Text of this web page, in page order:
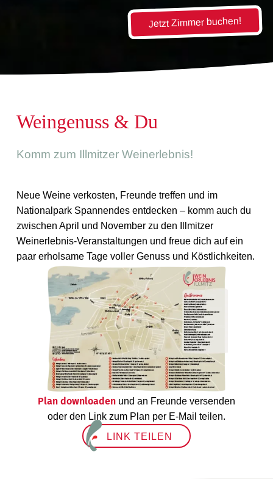
Jetzt Zimmer buchen!
Weingenuss & Du
Komm zum Illmitzer Weinerlebnis!
Neue Weine verkosten, Freunde treffen und im
Nationalpark Spannendes entdecken – komm auch du
zwischen April und November zu den Illmitzer
Weinerlebnis-Veranstaltungen und freue dich auf ein
paar erholsame Tage voller Genuss und Köstlichkeiten.
Plan downloadenund an Freunde versenden
oder den Link zum Plan per E-Mail teilen.
LINK TEILEN